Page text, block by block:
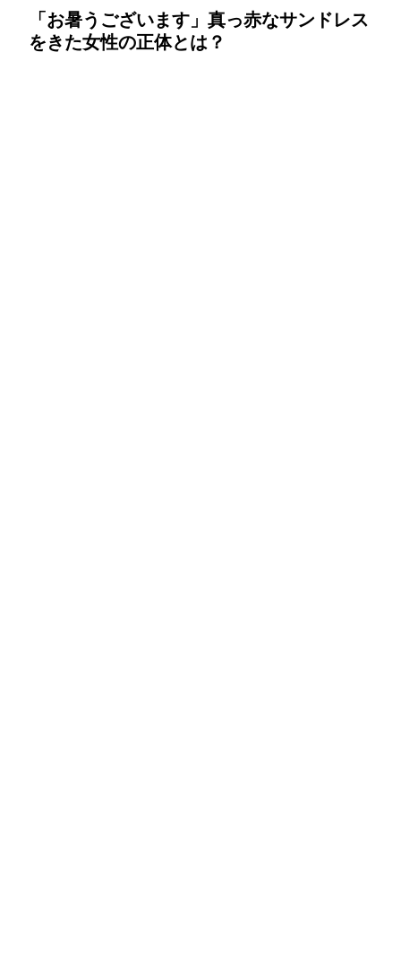
「お暑うございます」真っ赤なサンドレス
をきた女性の正体とは？